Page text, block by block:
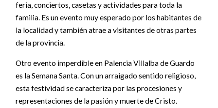
feria, conciertos, casetas y actividades para toda la
familia. Es un evento muy esperado por los habitantes de
la localidad y también atrae a visitantes de otras partes
de la provincia.
Otro evento imperdible en Palencia Villalba de Guardo
es la Semana Santa. Con un arraigado sentido religioso,
esta festividad se caracteriza por las procesiones y
representaciones de la pasión y muerte de Cristo.